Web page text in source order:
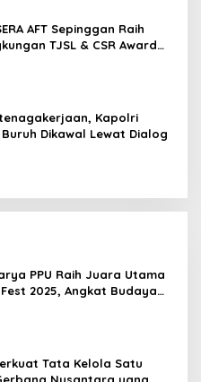
AFT Sepinggan Raih
TJSL & CSR Award
Kapolri
Dikawal Lewat Dialog
PPU Raih Juara Utama
2025, Angkat Budaya
Tata Kelola Satu